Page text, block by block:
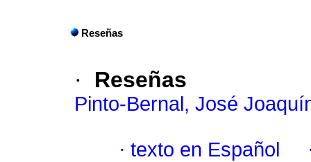
Reseñas
· Reseñas
Pinto-Bernal, José
· texto en Español